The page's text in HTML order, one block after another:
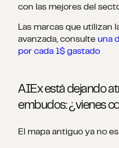
con las mejores del
Las marcas que utilizan
avanzada, consulte una
por cada 1$ gastado
AIEx está dejando
embudos: ¿vienes
El mapa antiguo ya no